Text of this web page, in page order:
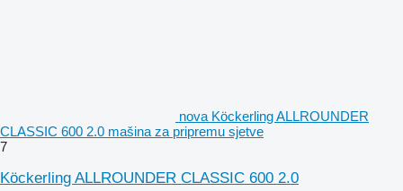
nova Köckerling ALLROUNDER
CLASSIC 600 2.0 mašina za pripremu sjetve
7
Köckerling ALLROUNDER CLASSIC 600 2.0